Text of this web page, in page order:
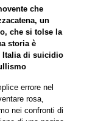
che
un
che si tolse la
storia è
Italia di suicidio
errore nel
rosa,
nei confronti di